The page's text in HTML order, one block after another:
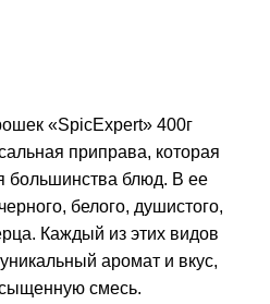
«SpicExpert» 400г
приправа, которая
большинства блюд. В ее
белого, душистого,
Каждый из этих видов
аромат и вкус,
смесь.